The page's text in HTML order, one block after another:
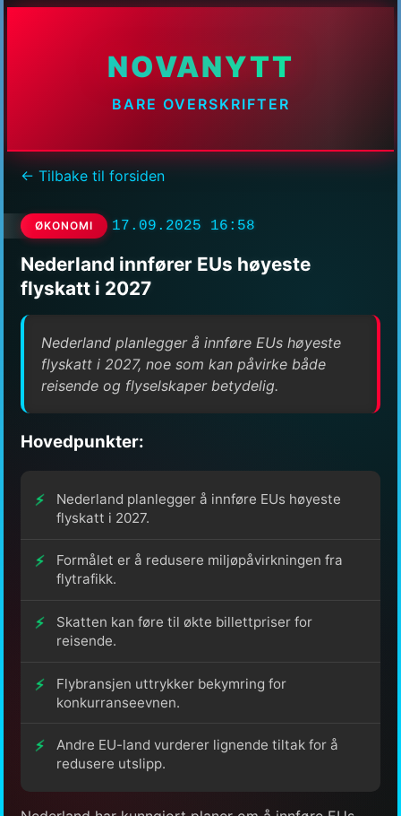
NOVANYTT
BARE OVERSKRIFTER
← Tilbake til forsiden
ØKONOMI 17.09.2025 16:58
Nederland innfører EUs høyeste
flyskatt i 2027
Nederland planlegger å innføre EUs høyeste
flyskatt i 2027, noe som kan påvirke både
reisende og flyselskaper betydelig.
Hovedpunkter:
Nederland planlegger å innføre EUs høyeste
flyskatt i 2027.
Formålet er å redusere miljøpåvirkningen fra
flytrafikk.
Skatten kan føre til økte billettpriser for
reisende.
Flybransjen uttrykker bekymring for
konkurranseevnen.
Andre EU-land vurderer lignende tiltak for å
redusere utslipp.